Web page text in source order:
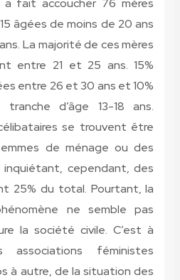
a fait accoucher 76 mères
âgées de moins de 20 ans
La majorité de ces mères
entre 21 et 25 ans. 15%
entre 26 et 30 ans et 10%
d’âge 13-18 ans.
se trouvent être
de ménage ou des
inquiétant, cependant, des
25% du total. Pourtant, la
ne semble pas
la société civile. C’est à
féministes
à autre, de la situation des